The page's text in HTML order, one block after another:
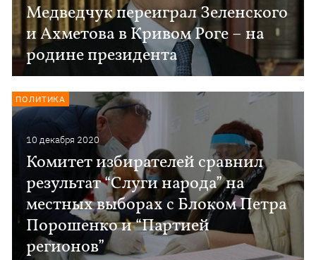
Медведчук переиграл Зеленского
и Ахметова в Кривом Роге – на
родине президента
10 декабря 2020
Комитет избирателей сравнил
результат “Слуги народа” на
местных выборах с Блоком Петра
Порошенко и “Партией
регионов”
ПОЛИТИКА